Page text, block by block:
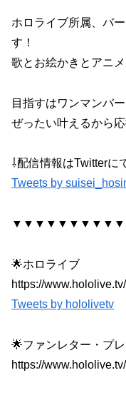
ホロライブ所属、バ
す！
歌とお絵かきとアニ
目指すはワンマンバ
ぜったい叶えるから
⇩配信情報はTwitterに
Tweets by
🌟ホロライブ
https://www.hololive.tv/
Tweets by hololivetv
🌟ファンレター・プ
https://